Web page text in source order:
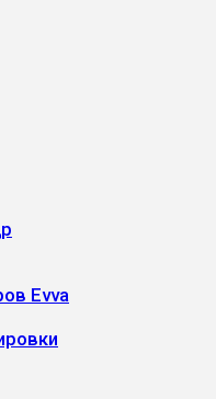
Evva